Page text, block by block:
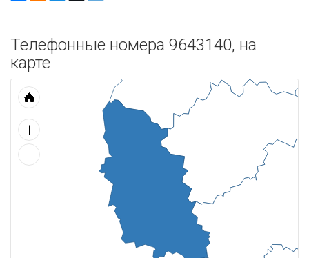
Телефонные номера 9643140, на
карте